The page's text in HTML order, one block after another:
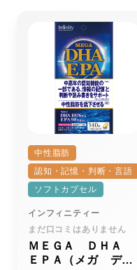
中性脂肪
認知・記憶・判断・言語
ソフトカプセル
インフィニティー
まだ口コミはありません
ＭＥＧＡ ＤＨＡ
ＥＰＡ（メガ ディ